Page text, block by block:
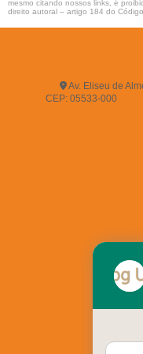
mesmo citando nossos links, é
direito autoral – artigo 184 do
Av. Eliseu de
CEP: 05533-000